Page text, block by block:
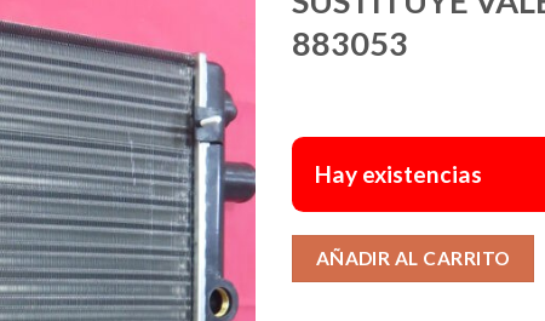
883053
Hay existencias
AÑADIR AL CARRITO